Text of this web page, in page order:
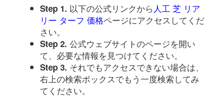
Step 1. 以下の公式リンクから 人工 芝 リア
リー ターフ 価格ページにアクセスしてくだ
さい。
Step 2. 公式ウェブサイトのページを開い
て、必要な情報を見つけてください。
Step 3. それでもアクセスできない場合は、
右上の検索ボックスでもう一度検索してみ
てください。